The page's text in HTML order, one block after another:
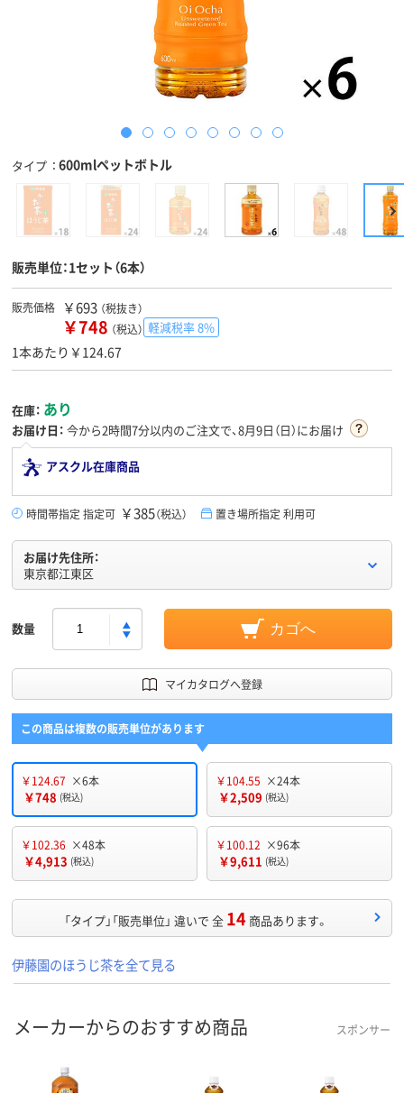
タイプ 600mlペットボトル
販売単位：1セット（6本）
販売価格 ￥693 （税抜き）
￥748 （税込） 軽減税率 8%
1本あたり￥124.67
在庫： あり
お届け日： 今から2時間7分以内のご注文で、8月9日（日）にお届け
アスクル在庫商品
時間帯指定 指定可 ￥385（税込） 置き場所指定 利用可
お届け先住所：
東京都江東区
数量 カゴへ
マイカタログへ登録
この商品は複数の販売単位があります
￥124.67 ×6本
￥748 (税込)
￥104.55 ×24本
￥2,509 (税込)
￥102.36 ×48本
￥4,913 (税込)
￥100.12 ×96本
￥9,611 (税込)
「タイプ」「販売単位」 違いで 全 14 商品あります。
伊藤園のほうじ茶を全て見る
メーカーからのおすすめ商品 スポンサー